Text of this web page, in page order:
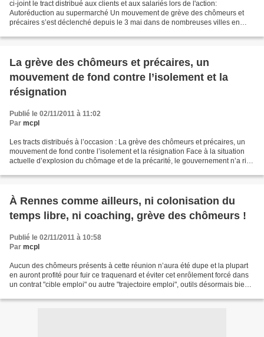
ci-joint le tract distribué aux clients et aux salariés lors de l'action:
Autoréduction au supermarché Un mouvement de grève des chômeurs et
précaires s’est déclenché depuis le 3 mai dans de nombreuses villes en
La grève des chômeurs et précaires, un
mouvement de fond contre l’isolement et la
résignation
Publié le 02/11/2011 à 11:02
Par mcpl
Les tracts distribués à l’occasion : La grève des chômeurs et précaires, un
mouvement de fond contre l’isolement et la résignation Face à la situation
actuelle d’explosion du chômage et de la précarité, le gouvernement n’a rien
À Rennes comme ailleurs, ni colonisation du
temps libre, ni coaching, grève des chômeurs !
Publié le 02/11/2011 à 10:58
Par mcpl
Aucun des chômeurs présents à cette réunion n’aura été dupe et la plupart
en auront profité pour fuir ce traquenard et éviter cet enrôlement forcé dans
un contrat "cible emploi" ou autre "trajectoire emploi", outils désormais bien